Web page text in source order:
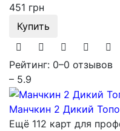
451 грн
Купить
Рейтинг: 0–0 отзывов
– 5.9
Манчкин 2 Дикий
Ещё 112 карт для